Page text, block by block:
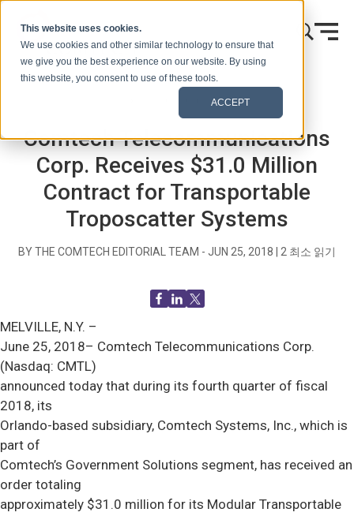
This website uses cookies.
We use cookies and other similar technology to ensure that
we give you the best experience on our website. By using
this website, you consent to use of these tools.
ACCEPT
보도 자료
Comtech Telecommunications
Corp. Receives $31.0 Million
Contract for Transportable
Troposcatter Systems
BY THE COMTECH EDITORIAL TEAM - JUN 25, 2018 2 최소 읽기
MELVILLE, N.Y. –
June 25, 2018– Comtech Telecommunications Corp.
(Nasdaq: CMTL)
announced today that during its fourth quarter of fiscal
2018, its
Orlando-based subsidiary, Comtech Systems, Inc., which is
part of
Comtech’s Government Solutions segment, has received an
order totaling
approximately $31.0 million for its Modular Transportable